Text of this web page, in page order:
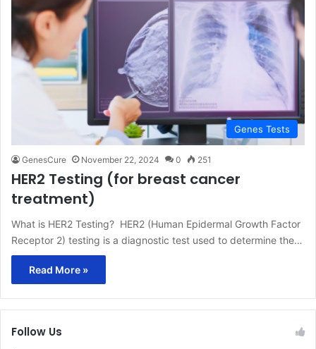
Genes Tests
GenesCure November 22, 2024 0 251
HER2 Testing (for breast cancer
treatment)
What is HER2 Testing? HER2 (Human Epidermal Growth Factor
Receptor 2) testing is a diagnostic test used to determine the…
Read More »
Follow Us